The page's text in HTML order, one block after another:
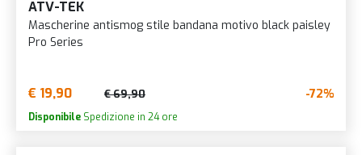
ATV-TEK
Mascherine antismog stile bandana motivo black paisley
Pro Series
€ 19,90 € 69,90 -72%
Disponibile Spedizione in 24 ore